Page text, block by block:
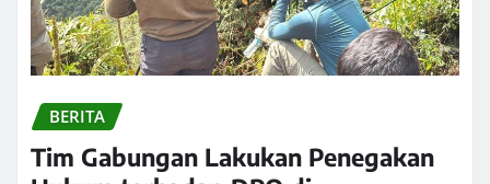
BERITA
Tim Gabungan Lakukan Penegakan